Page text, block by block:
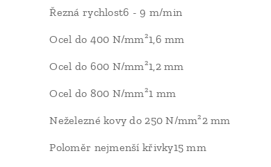
Řezná rychlost6 - 9 m/min
Ocel do 400 N/mm²1,6 mm
Ocel do 600 N/mm²1,2 mm
Ocel do 800 N/mm²1 mm
Neželezné kovy do 250 N/mm²2 mm
Poloměr nejmenší křivky15 mm